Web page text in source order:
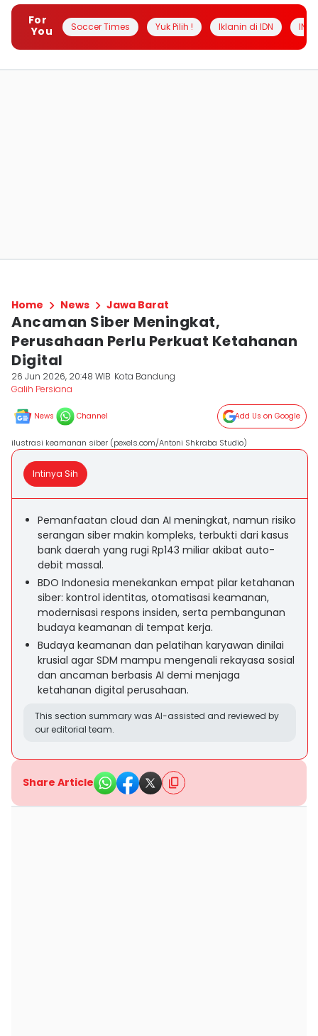
For
You
Soccer Times Yuk Pilih ! Iklanin di IDN
Home News Jawa Barat
Ancaman Siber Meningkat,
Perusahaan Perlu Perkuat Ketahanan
Digital
26 Jun 2026, 20:48 WIB Kota Bandung
Galih Persiana
News Channel Add Us on Google
ilustrasi keamanan siber (pexels.com/Antoni Shkraba Studio)
Intinya Sih
Pemanfaatan cloud dan AI meningkat, namun risiko
serangan siber makin kompleks, terbukti dari kasus
bank daerah yang rugi Rp143 miliar akibat auto-
debit massal.
BDO Indonesia menekankan empat pilar ketahanan
siber: kontrol identitas, otomatisasi keamanan,
modernisasi respons insiden, serta pembangunan
budaya keamanan di tempat kerja.
Budaya keamanan dan pelatihan karyawan dinilai
krusial agar SDM mampu mengenali rekayasa sosial
dan ancaman berbasis AI demi menjaga
ketahanan digital perusahaan.
This section summary was AI-assisted and reviewed by
our editorial team.
Share Article